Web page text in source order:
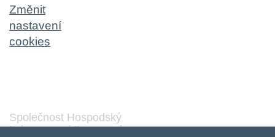
Změnit
nastavení
cookies
Společnost Hospodský
kvíz s.r.o., sídlem Nové